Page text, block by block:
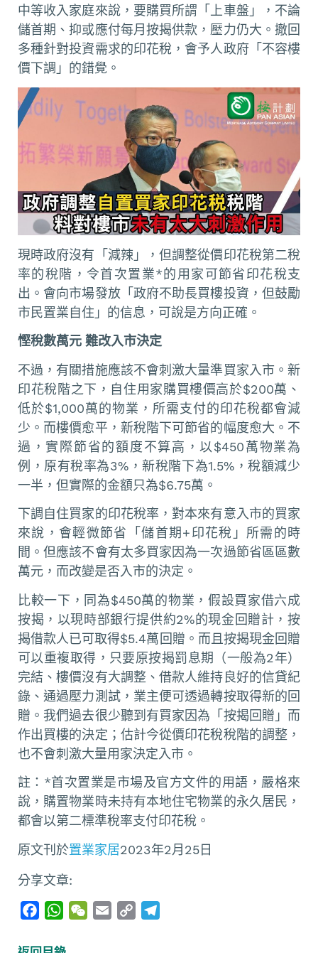
中等收入家庭來說，要購買所謂「上車盤」，不論
儲首期、抑或應付每月按揭供款，壓力仍大。撤回
多種針對投資需求的印花稅，會予人政府「不容樓
價下調」的錯覺。
現時政府沒有「減辣」，但調整從價印花稅第二稅
率的稅階，令首次置業*的用家可節省印花稅支
出。會向市場發放「政府不助長買樓投資，但鼓勵
市民置業自住」的信息，可說是方向正確。
慳稅數萬元 難改入市決定
不過，有關措施應該不會刺激大量準買家入市。新
印花稅階之下，自住用家購買樓價高於$200萬、
低於$1,000萬的物業，所需支付的印花稅都會減
少。而樓價愈平，新稅階下可節省的幅度愈大。不
過，實際節省的額度不算高，以$450萬物業為
例，原有稅率為3%，新稅階下為1.5%，稅額減少
一半，但實際的金額只為$6.75萬。
下調自住買家的印花稅率，對本來有意入市的買家
來說，會輕微節省「儲首期+印花稅」所需的時
間。但應該不會有太多買家因為一次過節省區區數
萬元，而改變是否入市的決定。
比較一下，同為$450萬的物業，假設買家借六成
按揭，以現時部銀行提供約2%的現金回贈計，按
揭借款人已可取得$5.4萬回贈。而且按揭現金回贈
可以重複取得，只要原按揭罰息期（一般為2年）
完結、樓價沒有大調整、借款人維持良好的信貸紀
錄、通過壓力測試，業主便可透過轉按取得新的回
贈。我們過去很少聽到有買家因為「按揭回贈」而
作出買樓的決定；估計今從價印花稅稅階的調整，
也不會刺激大量用家決定入市。
註：*首次置業是市場及官方文件的用語，嚴格來
說，購置物業時未持有本地住宅物業的永久居民，
都會以第二標準稅率支付印花稅。
原文刊於置業家居2023年2月25日
分享文章:
c
W
a
W